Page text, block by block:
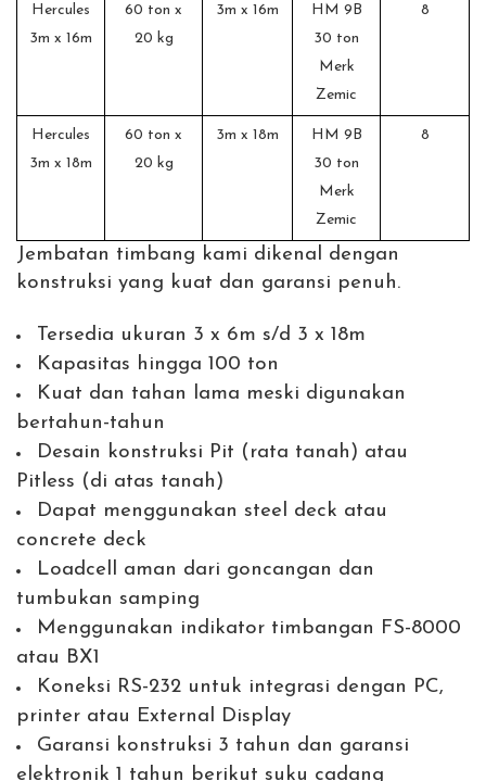
Hercules
3m x 16m
60 ton x
20 kg
3m x 16m
HM 9B
30 ton
Merk
Zemic
8
Hercules
3m x 18m
60 ton x
20 kg
3m x 18m
HM 9B
30 ton
Merk
Zemic
8
Jembatan timbang kami dikenal dengan
konstruksi yang kuat dan garansi penuh.
Tersedia ukuran 3 x 6m s/d 3 x 18m
Kapasitas hingga 100 ton
Kuat dan tahan lama meski digunakan
bertahun-tahun
Desain konstruksi Pit (rata tanah) atau
Pitless (di atas tanah)
Dapat menggunakan steel deck atau
concrete deck
Loadcell aman dari goncangan dan
tumbukan samping
Menggunakan indikator timbangan FS-8000
atau BX1
Koneksi RS-232 untuk integrasi dengan PC,
printer atau External Display
Garansi konstruksi 3 tahun dan garansi
elektronik 1 tahun berikut suku cadang